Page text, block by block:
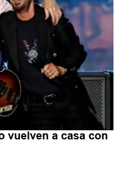
vuelven a casa con